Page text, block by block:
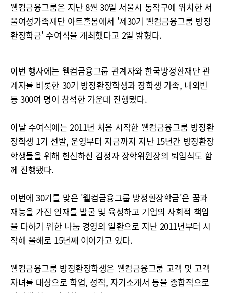
웰컴금융그룹은 지난 8월 30일 서울시 동작구에 위치한 서
울여성가족재단 아트홀봄에서 '제30기 웰컴금융그룹 방정
환장학금' 수여식을 개최했다고 2일 밝혔다.
이번 행사에는 웰컴금융그룹 관계자와 한국방정환재단 관
계자를 비롯한 30기 방정환장학생과 장학생 가족, 내외빈
등 300여 명이 참석한 가운데 진행됐다.
이날 수여식에는 2011년 처음 시작한 웰컴금융그룹 방정환
장학생 1기 선발, 운영부터 지금까지 지난 15년간 방정환장
학생들을 위해 헌신하신 김정자 장학위원장의 퇴임식도 함
께 진행됐다.
이번에 30기를 맞은 '웰컴금융그룹 방정환장학금'은 꿈과
재능을 가진 인재를 발굴 및 육성하고 기업의 사회적 책임
을 다하기 위한 나눔 경영의 일환으로 지난 2011년부터 시
작해 올해로 15년째 이어가고 있다.
웰컴금융그룹 방정환장학생은 웰컴금융그룹 고객 및 고객
자녀를 대상으로 학업, 성적, 자기소개서 등을 종합적으로